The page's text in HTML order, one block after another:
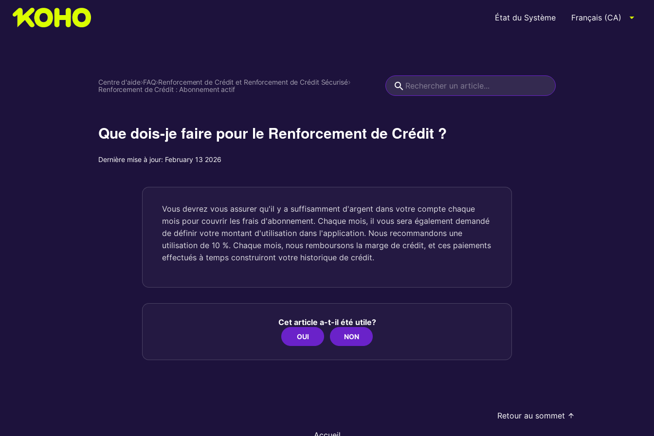
État du Système
Centre d'aide›FAQ›Renforcement de Crédit et Renforcement de Crédit Sécurisé›
Renforcement de Crédit : Abonnement actif
Que dois-je faire pour le Renforcement de Crédit ?
Dernière mise à jour: February 13 2026
Vous devrez vous assurer qu'il y a suffisamment d'argent dans votre compte chaque
mois pour couvrir les frais d'abonnement. Chaque mois, il vous sera également demandé
de définir votre montant d'utilisation dans l'application. Nous recommandons une
utilisation de 10 %. Chaque mois, nous remboursons la marge de crédit, et ces paiements
effectués à temps construiront votre historique de crédit.
Cet article a-t-il été utile?
OUI NON
Retour au sommet